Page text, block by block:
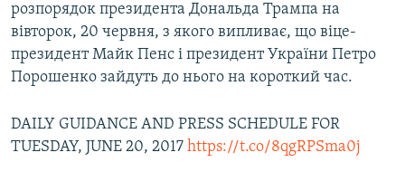
Усі сайти RFE/RL
розпорядок президента Дональда Трампа на
вівторок, 20 червня, з якого випливає, що віце-
президент Майк Пенс і президент України Петро
Порошенко зайдуть до нього на короткий час.
DAILY GUIDANCE AND PRESS SCHEDULE FOR
TUESDAY, JUNE 20, 2017 https://t.co/8qgRPSma0j